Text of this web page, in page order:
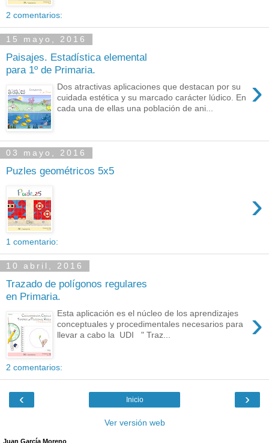
2 comentarios:
15 mayo, 2016
Paisajes. Estadística elemental
para 1º de Primaria.
›
Dos atractivas aplicaciones que destacan por su
cuidada estética y su marcado carácter lúdico. En
cada una de ellas una población de ani...
03 mayo, 2016
Puzles geométricos 5x5
›
1 comentario:
10 abril, 2016
Trazado de polígonos regulares
en Primaria.
›
Esta aplicación es el núcleo de los aprendizajes
conceptuales y procedimentales necesarios para
llevar a cabo la UDI " Traz...
2 comentarios:
‹ ›
Inicio
Ver versión web
Juan García Moreno